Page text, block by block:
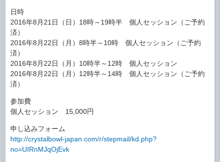
日時
2016年8月21日（日）18時～19時半 個人セッション（ご予約
済）
2016年8月22日（月）8時半～10時 個人セッション（ご予約
済）
2016年8月22日（月）10時半～12時 個人セッション
2016年8月22日（月）12時半～14時 個人セッション（ご予約
済）
参加費
個人セッション 15,000円
申し込みフォーム
http://crystalbowl-japan.com/r/stepmail/kd.php?
no=UIRnMJqOjEvk